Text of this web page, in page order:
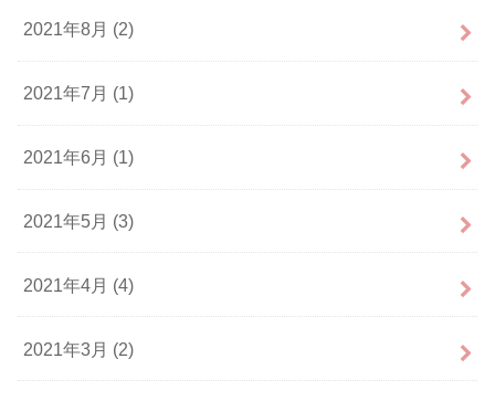
2021年8月 (2)
2021年7月 (1)
2021年6月 (1)
2021年5月 (3)
2021年4月 (4)
2021年3月 (2)